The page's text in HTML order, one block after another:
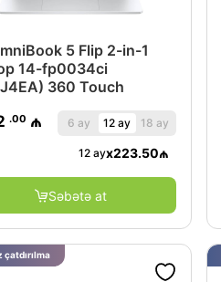
5 Flip 2-in-1
14-fp0034ci
360 Touch
.00 ₼ 6 ay 12 ay 18 ay
12 ayx223.50₼
Səbətə at
çatdırılma